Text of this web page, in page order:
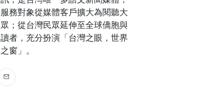
服務對象從媒體客戶擴大為閱聽大
眾；從台灣民眾延伸至全球僑胞與
讀者，充分扮演「台灣之眼，世界
之窗」。